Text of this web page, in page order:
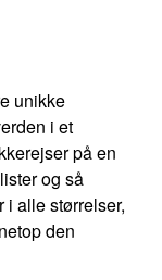
unikke
i et
på en
og så
alle størrelser,
den